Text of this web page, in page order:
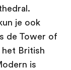
je ook
de Tower of
het British
is